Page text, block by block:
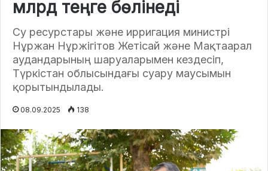
млрд теңге бөлінеді
Су ресурстары және ирригация министрі
Нұржан Нұржігітов Жетісай және Мақтаарал
аудандарының шаруаларымен кездесіп,
Түркістан облысындағы суару маусымын
қорытындылады.
08.09.2025 138